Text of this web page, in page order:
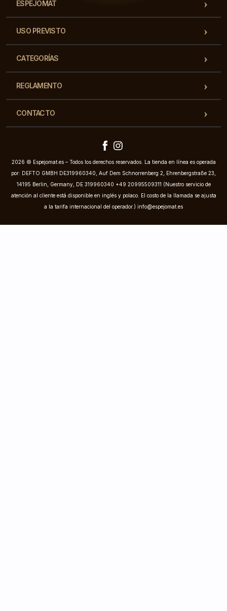
ESPEJOMAT
USO PREVISTO
CATEGORÍAS
REGLAMENTO
CONTACTO
2026 © Espejomat.es – Todos los derechos reservados. La tienda en línea es operada
por: DEFTO GMBH DE319960340, Auf Dem Schnorrenberg 2, Ehrenbergstraße 23,
14195 Berlin, Germany, DE 319960340 +49 20995509311 (Nuestro servicio de
atención al cliente está disponible en inglés y polaco. El costo de la llamada se ajusta
a la tarifa internacional del operador.) info@espejomat.es